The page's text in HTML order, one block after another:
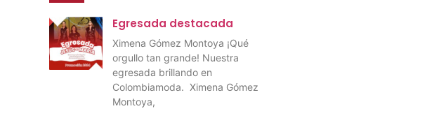
Egresada destacada
Ximena Gómez Montoya ¡Qué
orgullo tan grande! Nuestra
egresada brillando en
Colombiamoda. Ximena Gómez
Montoya,